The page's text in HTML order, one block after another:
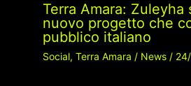
Terra Amara: Zuleyha
nuovo progetto che
pubblico italiano
Social, Terra Amara / News/